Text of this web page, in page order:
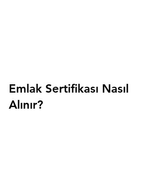
Emlak Sertifikası Nasıl
Alınır?